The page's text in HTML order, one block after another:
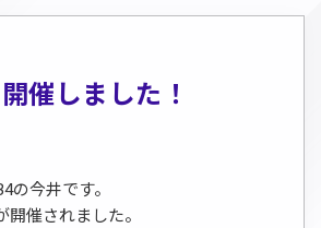
催しました！
の今井です。
催されました。